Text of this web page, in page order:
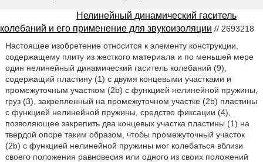
Нелинейный динамический гаситель
колебаний и его применение для звукоизоляции // 2693218
Настоящее изобретение относится к элементу конструкции,
содержащему плиту из жесткого материала и по меньшей мере
один нелинейный динамический гаситель колебаний (9),
содержащий пластину (1) с двумя концевыми участками и
промежуточным участком (2b) с функцией нелинейной пружины,
груз (3), закрепленный на промежуточном участке (2b) пластины
с функцией нелинейной пружины, средство фиксации (4),
позволяющее закрепить два концевых участка пластины (1) на
твердой опоре таким образом, чтобы промежуточный участок
(2b) с функцией нелинейной пружины мог колебаться вблизи
своего положения равновесия или одного из своих положений